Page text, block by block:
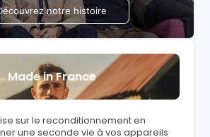
notre histoire
Made in France
sur le reconditionnement en
une seconde vie à vos appareils